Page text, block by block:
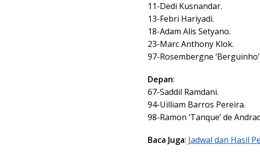
11-Dedi Kusnandar.
13-Febri Hariyadi.
18-Adam Alis Setyano.
23-Marc Anthony Klok.
97-Rosembergne
Depan:
67-Saddil Ramdani.
94-Uilliam Barros Pereira.
98-Ramon ‘Tanque’ de
Baca Juga: Jadwal dan Hasil